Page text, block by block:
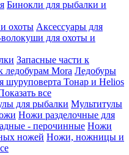
Бинокли для рыбалки и
охоты Аксессуары для
для охоты и
Запасные части к
ледобурам Mora Ледобуры
шуруповерта Тонар и Helios
все
для рыбалки Мультитулы
Ножи разделочные для
- перочинные Ножи
ножей Ножи, ножницы и